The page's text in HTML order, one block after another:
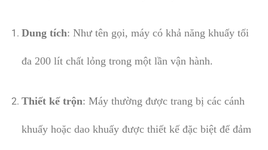
Dung tích: Như tên gọi, máy có khả năng khuấy tối
đa 200 lít chất lỏng trong một lần vận hành.
Thiết kế trộn: Máy thường được trang bị các cánh
khuấy hoặc dao khuấy được thiết kế đặc biệt để đảm